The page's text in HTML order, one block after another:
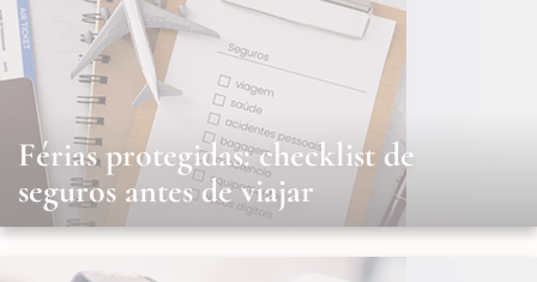
Férias protegidas: checklist de
seguros antes de viajar